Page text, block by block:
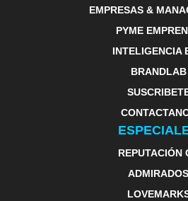
EMPRESAS &
PYME
INTELIGENCIA
BRANDLAB
REPUTACIÓN
ADMIRADOS